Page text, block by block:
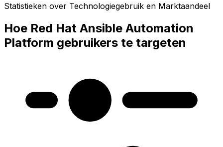
Statistieken over Technologiegebruik en Marktaandeel
Hoe Red Hat Ansible Automation
Platform gebruikers te targeten